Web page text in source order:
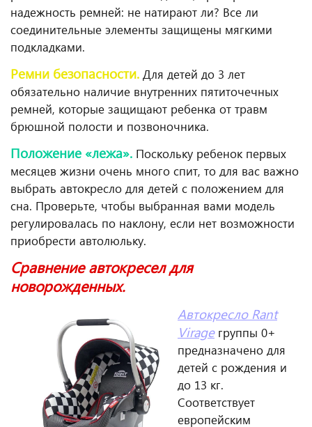
надежность ремней: не натирают ли? Все ли
соединительные элементы защищены мягкими
подкладками.
Ремни безопасности. Для детей до 3 лет
обязательно наличие внутренних пятиточечных
ремней, которые защищают ребенка от травм
брюшной полости и позвоночника.
Положение «лежа». Поскольку ребенок первых
месяцев жизни очень много спит, то для вас важно
выбрать автокресло для детей с положением для
сна. Проверьте, чтобы выбранная вами модель
регулировалась по наклону, если нет возможности
приобрести автолюльку.
Сравнение автокресел для
новорожденных.
Автокресло Rant
Virage группы 0+
предназначено для
детей с рождения и
до 13 кг.
Соответствует
европейским